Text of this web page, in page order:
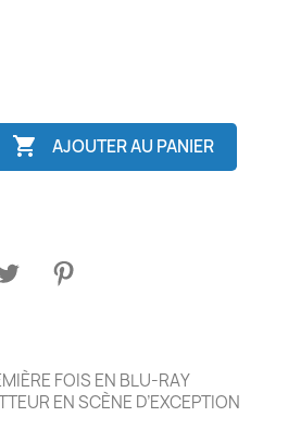
 AJOUTER AU PANIER
FOIS EN BLU-RAY
EN SCÈNE D’EXCEPTION